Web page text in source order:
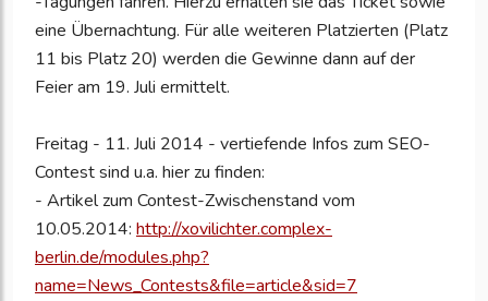
eine Übernachtung. Für alle weiteren Platzierten (Platz
11 bis Platz 20) werden die Gewinne dann auf der
Feier am 19. Juli ermittelt.
Freitag - 11. Juli 2014 - vertiefende Infos zum SEO-
Contest sind u.a. hier zu finden:
- Artikel zum Contest-Zwischenstand vom
10.05.2014: http://xovilichter.complex-
berlin.de/modules.php?
name=News_Contests&file=article&sid=7